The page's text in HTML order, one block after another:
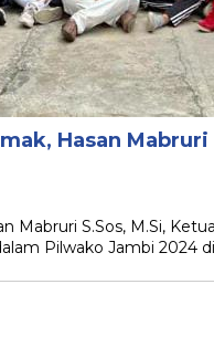
Hasan
Mabruri S.Sos, M.Si,
Pilwako Jambi 2024